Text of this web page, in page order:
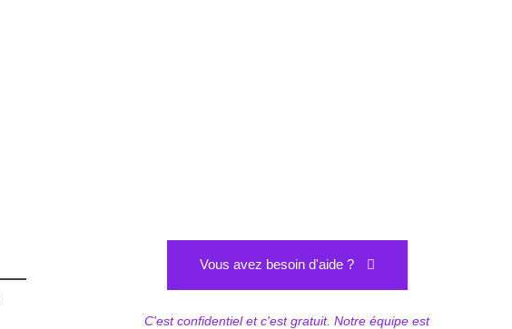
Vous avez besoin d'aide ?
C'est confidentiel et c'est gratuit. Notre équipe est